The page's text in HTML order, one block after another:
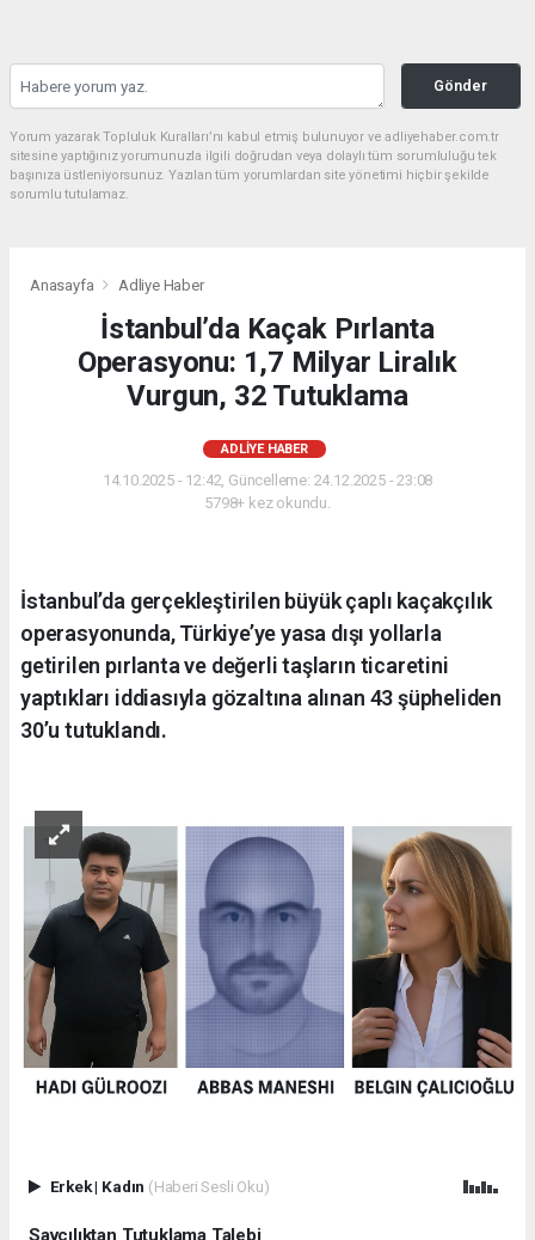
Gönder
Yorum yazarak Topluluk Kuralları’nı kabul etmiş bulunuyor ve adliyehaber.com.tr
sitesine yaptığınız yorumunuzla ilgili doğrudan veya dolaylı tüm sorumluluğu tek
başınıza üstleniyorsunuz. Yazılan tüm yorumlardan site yönetimi hiçbir şekilde
sorumlu tutulamaz.
Anasayfa Adliye Haber
İstanbul’da Kaçak Pırlanta
Operasyonu: 1,7 Milyar Liralık
Vurgun, 32 Tutuklama
ADLIYE HABER
14.10.2025 - 12:42, Güncelleme: 24.12.2025 - 23:08
5798+ kez okundu.
İstanbul’da gerçekleştirilen büyük çaplı kaçakçılık
operasyonunda, Türkiye’ye yasa dışı yollarla
getirilen pırlanta ve değerli taşların ticaretini
yaptıkları iddiasıyla gözaltına alınan 43 şüpheliden
30’u tutuklandı.
Erkek| Kadın (Haberi Sesli Oku)
Savcılıktan Tutuklama Talebi